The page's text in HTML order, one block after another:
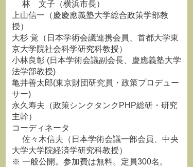
林 文子（横浜市長）
上山信一（慶慶應義塾大学総合政策学部教
授）
大杉 覚（日本学術会議連携会員、首都大学東
京大学院社会科学研究科教授）
小林良彰 (日本学術会議副会長、慶應義塾大学
法学部教授)
亀井善太郎(東京財団研究員・政策プロデュー
サー)
永久寿夫（政策シンクタンクPHP総研・研究
主幹）
コーディネータ
佐々木信夫（日本学術会議一部会員、中央
大学大学院経済学研究科教授）
※ 一般公開。参加費は無料。定員300名。